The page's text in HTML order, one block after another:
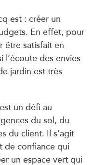
est : créer un
En effet, pour
être satisfait en
des envies
jardin est très
un défi au
du sol, du
du client. Il s’agit
de confiance qui
un espace vert qui